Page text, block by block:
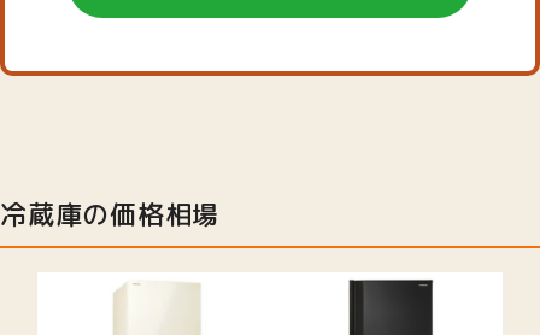
冷蔵庫の価格相場